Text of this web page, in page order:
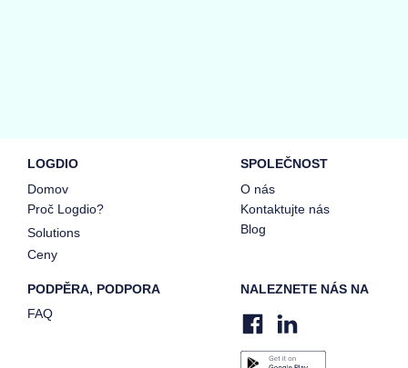
LOGDIO
Domov
Proč Logdio?
Solutions
Ceny
SPOLEČNOST
O nás
Kontaktujte nás
Blog
PODPĚRA, PODPORA
FAQ
NALEZNETE NÁS NA